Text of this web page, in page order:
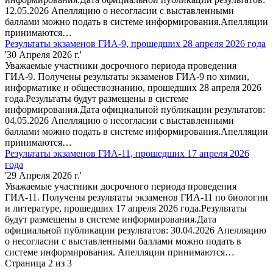
12.05.2026 Апелляцию о несогласии с выставленными
баллами можно подать в системе информирования.Апелляции
принимаются…
Результаты экзаменов ГИА-9, прошедших 28 апреля 2026 года
'30 Апреля 2026 г.'
Уважаемые участники досрочного периода проведения
ГИА-9. Получены результаты экзаменов ГИА-9 по химии,
информатике и обществознанию, прошедших 28 апреля 2026
года.Результаты будут размещены в системе
информирования.Дата официальной публикации результатов:
04.05.2026 Апелляцию о несогласии с выставленными
баллами можно подать в системе информирования.Апелляции
принимаются…
Результаты экзаменов ГИА-11, прошедших 17 апреля 2026
года
'29 Апреля 2026 г.'
Уважаемые участники досрочного периода проведения
ГИА-11. Получены результаты экзаменов ГИА-11 по биологии
и литературе, прошедших 17 апреля 2026 года.Результаты
будут размещены в системе информирования.Дата
официальной публикации результатов: 30.04.2026 Апелляцию
о несогласии с выставленными баллами можно подать в
системе информирования. Апелляции принимаются…
Страница 2 из 3